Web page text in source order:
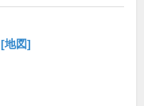
[地図]